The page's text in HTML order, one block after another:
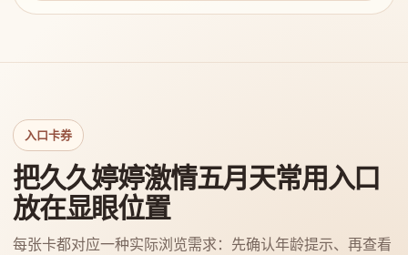
入口卡券
把久久婷婷激情五月天常用入口
放在显眼位置
每张卡都对应一种实际浏览需求：先确认年龄提示、再查看